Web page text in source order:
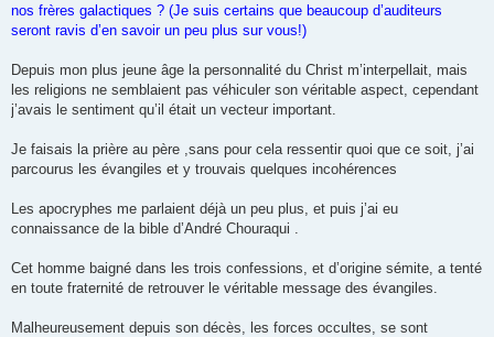
nos frères galactiques ? (Je suis certains que beaucoup d’auditeurs
seront ravis d’en savoir un peu plus sur vous!)
Depuis mon plus jeune âge la personnalité du Christ m’interpellait, mais
les religions ne semblaient pas véhiculer son véritable aspect, cependant
j’avais le sentiment qu’il était un vecteur important.
Je faisais la prière au père ,sans pour cela ressentir quoi que ce soit, j’ai
parcourus les évangiles et y trouvais quelques incohérences
Les apocryphes me parlaient déjà un peu plus, et puis j’ai eu
connaissance de la bible d’André Chouraqui .
Cet homme baigné dans les trois confessions, et d’origine sémite, a tenté
en toute fraternité de retrouver le véritable message des évangiles.
Malheureusement depuis son décès, les forces occultes, se sont